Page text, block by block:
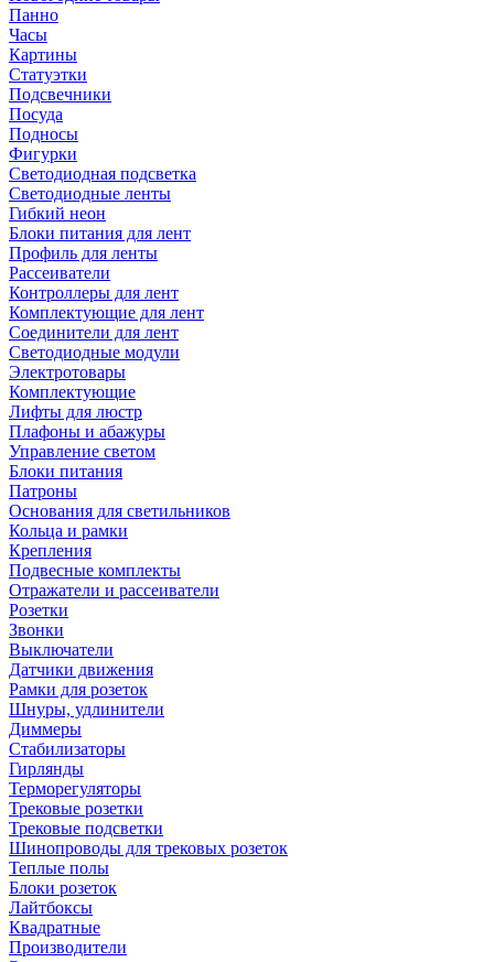
Панно
Часы
Картины
Статуэтки
Подсвечники
Посуда
Подносы
Фигурки
Светодиодная подсветка
Светодиодные ленты
Гибкий неон
Блоки питания для лент
Профиль для ленты
Рассеиватели
Контроллеры для лент
Комплектующие для лент
Соединители для лент
Светодиодные модули
Электротовары
Комплектующие
Лифты для люстр
Плафоны и абажуры
Управление светом
Блоки питания
Патроны
Основания для светильников
Кольца и рамки
Крепления
Подвесные комплекты
Отражатели и рассеиватели
Розетки
Звонки
Выключатели
Датчики движения
Рамки для розеток
Шнуры, удлинители
Диммеры
Стабилизаторы
Гирлянды
Терморегуляторы
Трековые розетки
Трековые подсветки
Шинопроводы для трековых розеток
Теплые полы
Блоки розеток
Лайтбоксы
Квадратные
Производители